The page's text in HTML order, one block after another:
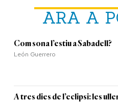
ARA A
Com sona l’estiu a Sabadell?
León Guerrero
A tres dies de l’eclipsi: les